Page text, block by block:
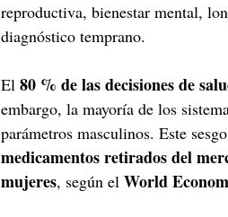
reproductiva, bienestar mental,
diagnóstico temprano.
El 80 % de las decisiones de
embargo, la mayoría de los
parámetros masculinos. Este
medicamentos retirados del
mujeres, según el World